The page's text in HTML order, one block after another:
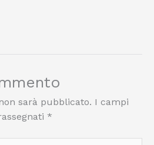
sarà pubblicato. I campi
*